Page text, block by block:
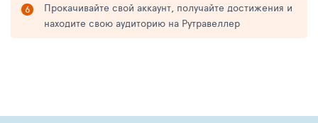
Прокачивайте свой аккаунт, получайте достижения и
находите свою аудиторию на Рутравеллер